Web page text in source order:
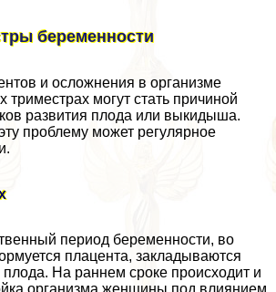
беременности
и осложнения в организме
могут стать причиной
развития плода или выкидыша.
проблему может регулярное
период беременности, во
плацента, закладываются
На раннем сроке происходит и
организма женщины под влиянием